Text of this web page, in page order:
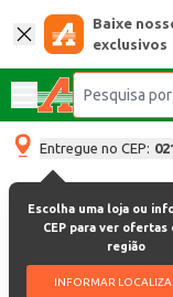
Baixe
exclusivos
Entregue no CEP:
Escolha uma loja ou
CEP para ver ofertas
região
INFORMAR